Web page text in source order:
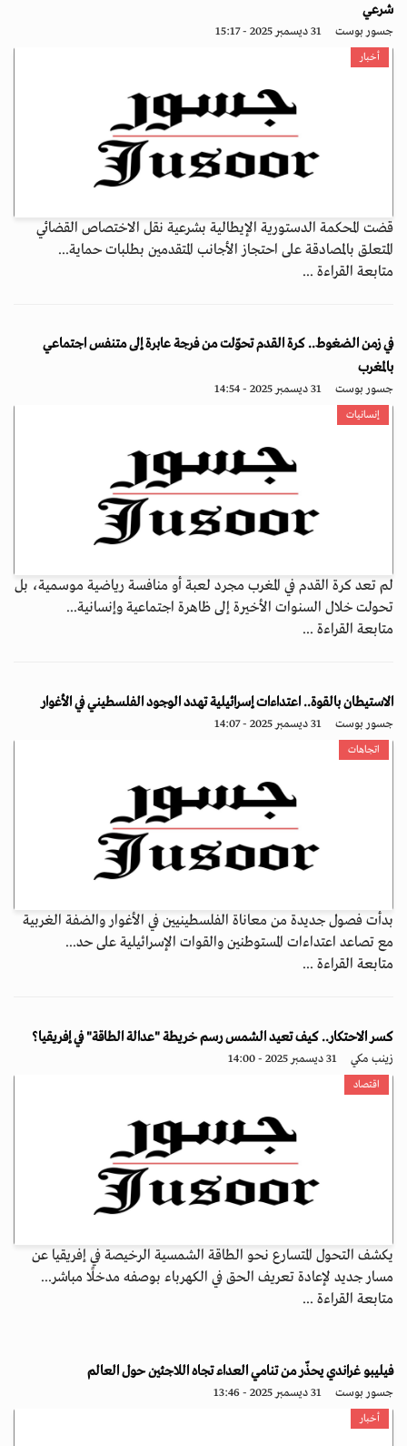
شرعي
جسور بوست 31 ديسمبر 2025 - 15:17
أخبار
قضت المحكمة الدستورية الإيطالية بشرعية نقل الاختصاص القضائي
المتعلق بالمصادقة على احتجاز الأجانب المتقدمين بطلبات حماية...
متابعة القراءة ...
في زمن الضغوط.. كرة القدم تحوّلت من فرجة عابرة إلى متنفس اجتماعي
بالمغرب
جسور بوست 31 ديسمبر 2025 - 14:54
إنسانيات
لم تعد كرة القدم في المغرب مجرد لعبة أو منافسة رياضية موسمية، بل
تحولت خلال السنوات الأخيرة إلى ظاهرة اجتماعية وإنسانية...
متابعة القراءة ...
الاستيطان بالقوة.. اعتداءات إسرائيلية تهدد الوجود الفلسطيني في الأغوار
جسور بوست 31 ديسمبر 2025 - 14:07
اتجاهات
بدأت فصول جديدة من معاناة الفلسطينيين في الأغوار والضفة الغربية
مع تصاعد اعتداءات المستوطنين والقوات الإسرائيلية على حد...
متابعة القراءة ...
كسر الاحتكار.. كيف تعيد الشمس رسم خريطة "عدالة الطاقة" في إفريقيا؟
زينب مكي 31 ديسمبر 2025 - 14:00
اقتصاد
يكشف التحول المتسارع نحو الطاقة الشمسية الرخيصة في إفريقيا عن
مسار جديد لإعادة تعريف الحق في الكهرباء بوصفه مدخلًا مباشر...
متابعة القراءة ...
فيليبو غراندي يحذّر من تنامي العداء تجاه اللاجئين حول العالم
جسور بوست 31 ديسمبر 2025 - 13:46
أخبار